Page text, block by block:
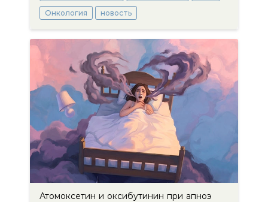
Онкология новость
Атомоксетин и оксибутинин при апноэ